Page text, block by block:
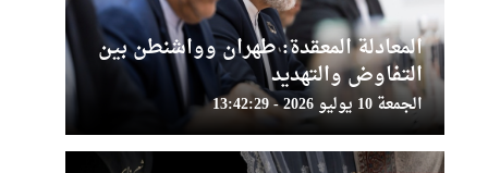
المعادلة المعقدة: طهران وواشنطن بين
التفاوض والتهديد
الجمعة 10 يوليو 2026 - 13:42:29